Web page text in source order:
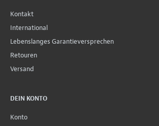
Kontakt
International
Lebenslanges Garantieversprechen
Retouren
Versand
DEIN KONTO
Konto